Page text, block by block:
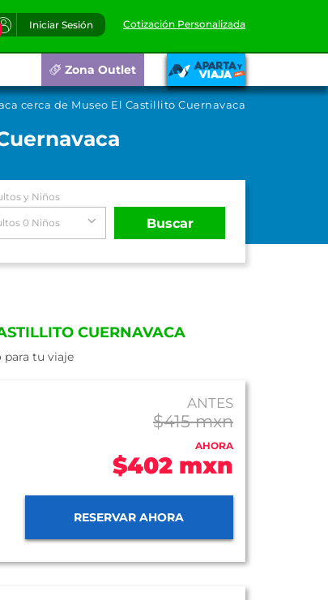
Iniciar Sesión Cotización Personalizada
Zona Outlet
cerca de Museo El Castillito Cuernavaca
y Niños
0 Niños Buscar
CUERNAVACA
para tu viaje
ANTES
$415 mxn
AHORA
$402 mxn
RESERVAR AHORA